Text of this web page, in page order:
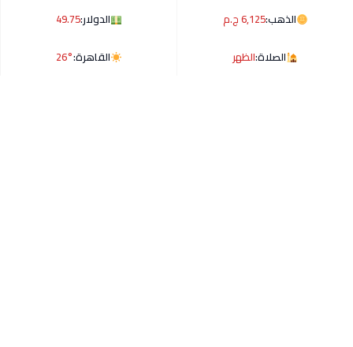
الذهب:6,125 ج.م الدولار:49.75
الصلاة:الظهر القاهرة:26°